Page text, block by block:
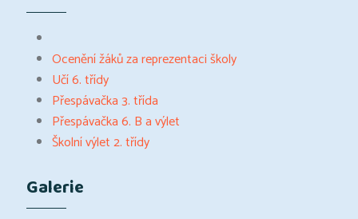
Ocenění žáků za reprezentaci školy
Učí 6. třídy
Přespávačka 3. třída
Přespávačka 6. B a výlet
Školní výlet 2. třídy
Galerie